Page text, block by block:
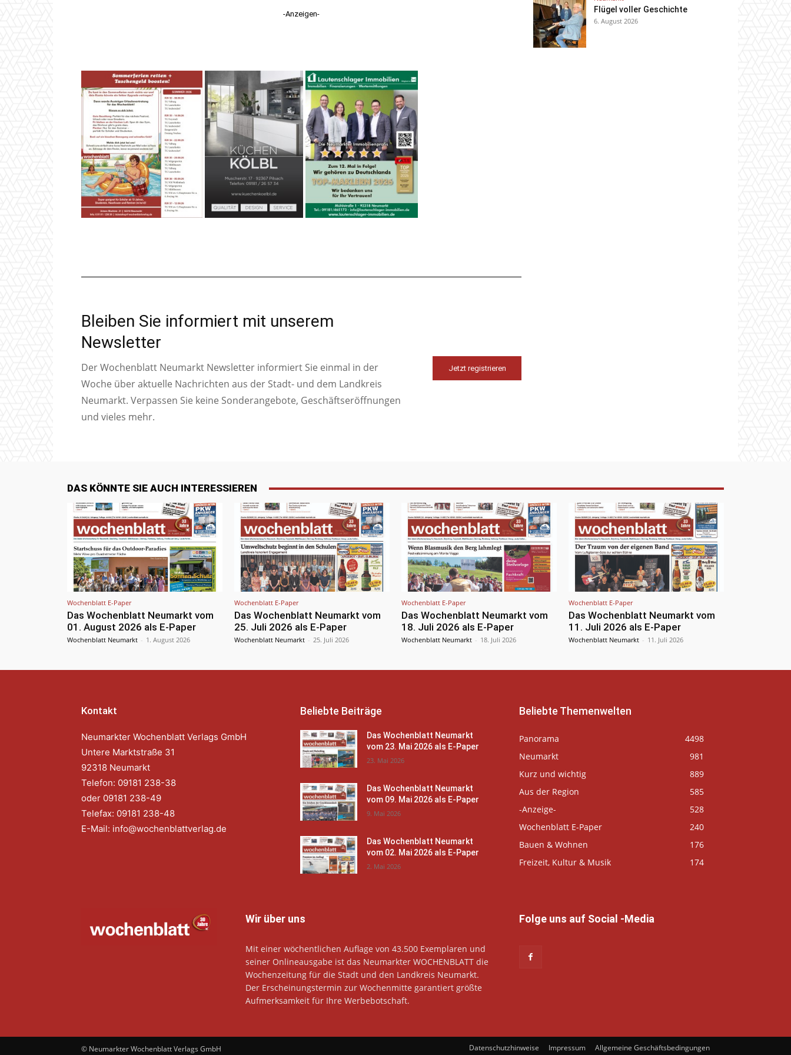
-Anzeigen-
Bleiben Sie informiert mit unserem
Newsletter
Der Wochenblatt Neumarkt Newsletter informiert Sie einmal in der
Woche über aktuelle Nachrichten aus der Stadt- und dem Landkreis
Neumarkt. Verpassen Sie keine Sonderangebote, Geschäftseröffnungen
und vieles mehr.
Jetzt registrieren
Flügel voller Geschichte
6. August 2026
DAS KÖNNTE SIE AUCH INTERESSIEREN
Wochenblatt E-Paper
Das Wochenblatt Neumarkt vom
01. August 2026 als E-Paper
Wochenblatt Neumarkt - 1. August 2026
Wochenblatt E-Paper
Das Wochenblatt Neumarkt vom
25. Juli 2026 als E-Paper
Wochenblatt Neumarkt - 25. Juli 2026
Wochenblatt E-Paper
Das Wochenblatt Neumarkt vom
18. Juli 2026 als E-Paper
Wochenblatt Neumarkt - 18. Juli 2026
Wochenblatt E-Paper
Das Wochenblatt Neumarkt vom
11. Juli 2026 als E-Paper
Wochenblatt Neumarkt - 11. Juli 2026
Kontakt
Neumarkter Wochenblatt Verlags GmbH
Untere Marktstraße 31
92318 Neumarkt
Telefon: 09181 238-38
oder 09181 238-49
Telefax: 09181 238-48
E-Mail: info@wochenblattverlag.de
Beliebte Beiträge
Das Wochenblatt Neumarkt
vom 23. Mai 2026 als E-Paper
23. Mai 2026
Das Wochenblatt Neumarkt
vom 09. Mai 2026 als E-Paper
9. Mai 2026
Das Wochenblatt Neumarkt
vom 02. Mai 2026 als E-Paper
2. Mai 2026
Beliebte Themenwelten
Panorama
4498
Neumarkt
981
Kurz und wichtig
889
Aus der Region
585
-Anzeige-
528
Wochenblatt E-Paper
240
Bauen & Wohnen
176
Freizeit, Kultur & Musik
174
Wir über uns
Mit einer wöchentlichen Auflage von 43.500 Exemplaren und
seiner Onlineausgabe ist das Neumarkter WOCHENBLATT die
Wochenzeitung für die Stadt und den Landkreis Neumarkt.
Der Erscheinungstermin zur Wochenmitte garantiert größte
Aufmerksamkeit für Ihre Werbebotschaft.
Folge uns auf Social -Media
© Neumarkter Wochenblatt Verlags GmbH Datenschutzhinweise Impressum Allgemeine Geschäftsbedingungen